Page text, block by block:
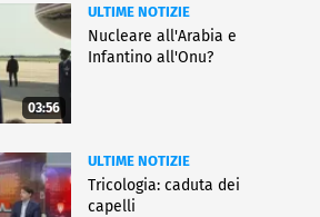
03:56
ULTIME NOTIZIE
Nucleare all'Arabia e
Infantino all'Onu?
ULTIME NOTIZIE
Tricologia: caduta dei
capelli